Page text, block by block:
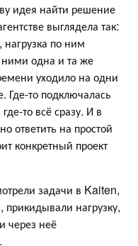
идея найти решение
выглядела так:
по ним
ними одна и та же
уходило на одни
Где-то подключалась
то всё сразу. И в
ответить на простой
конкретный проект
задачи в Kaiten,
нагрузку,
через неё